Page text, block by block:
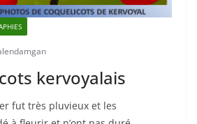
kervoyalais
fut très pluvieux et les